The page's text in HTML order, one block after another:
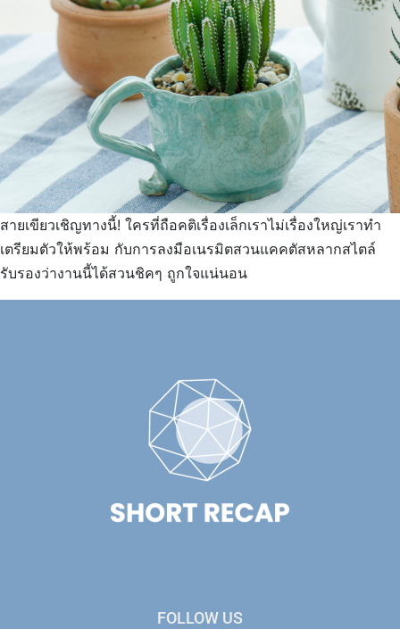
สายเขียวเชิญทางนี้! ใครที่ถือคติเรื่องเล็กเราไม่เรื่องใหญ่เราทำ
เตรียมตัวให้พร้อม กับการลงมือเนรมิตสวนแคคตัสหลากสไตล์
รับรองว่างานนี้ได้สวนชิคๆ ถูกใจแน่นอน
FOLLOW US